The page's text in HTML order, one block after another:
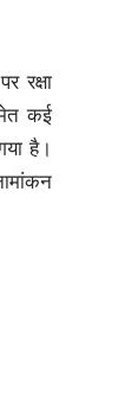
रक्षा
कई
है।